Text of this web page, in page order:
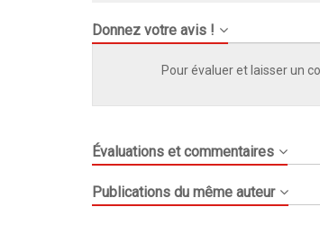
Donnez votre avis !
Pour évaluer et laisser un
Évaluations et commentaires
Publications du même auteur